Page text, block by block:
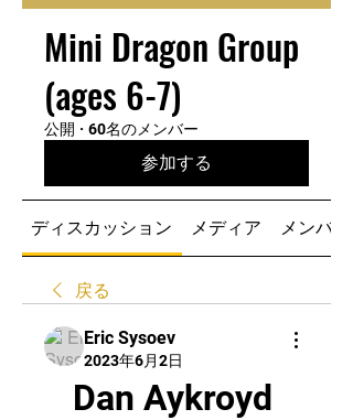
Mini Dragon Group
(ages 6-7)
公開 · 60名のメンバー
参加する
ディスカッション メディア メンバー
戻る
Eric Sysoev
2023年6月2日
Dan Aykroyd